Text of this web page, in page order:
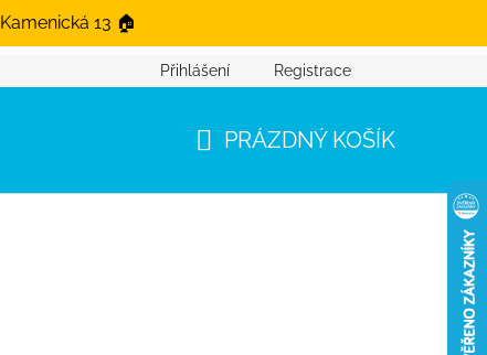
13 🏠
Přihlášení Registrace
PRÁZDNÝ KOŠÍK